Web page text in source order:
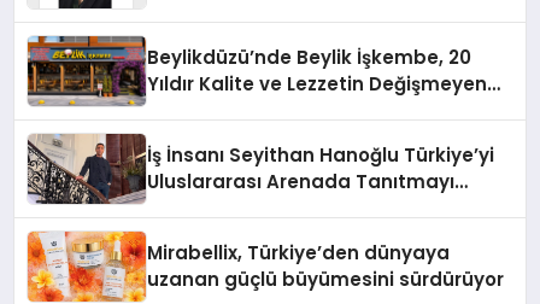
Beylikdüzü’nde Beylik İşkembe, 20
Yıldır Kalite ve Lezzetin Değişmeyen
İş İnsanı Seyithan Hanoğlu Türkiye’yi
Uluslararası Arenada Tanıtmayı
Mirabellix, Türkiye’den dünyaya
uzanan güçlü büyümesini sürdürüyor